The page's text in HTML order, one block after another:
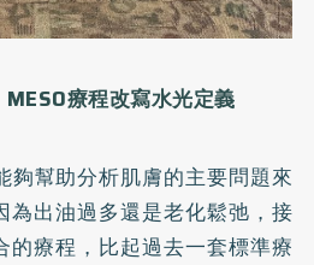
療程改寫水光定義
夠幫助分析肌膚的主要問題來
為出油過多還是老化鬆弛，接
的療程，比起過去一套標準療